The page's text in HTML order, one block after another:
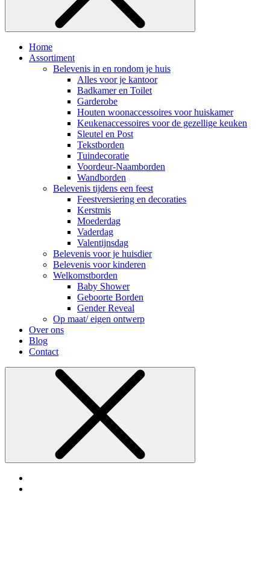
Home
Assortiment
Belevenis in en rondom je huis
Alles voor je kantoor
Badkamer en Toilet
Garderobe
Houten woonaccessoires voor huiskamer
Keukenaccessoires voor de gezellige keuken
Sleutel en Post
Tekstborden
Tuindecoratie
Voordeur-Naamborden
Wandborden
Belevenis tijdens een feest
Feestversiering en decoraties
Kerstmis
Moederdag
Vaderdag
Valentijnsdag
Belevenis voor je huisdier
Belevenis voor kinderen
Welkomstborden
Baby Shower
Geboorte Borden
Gender Reveal
Op maat/ eigen ontwerp
Over ons
Blog
Contact